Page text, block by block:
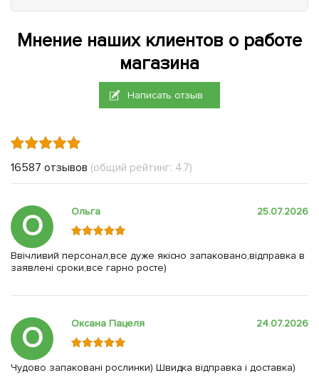
Мнение наших клиентов о работе
магазина
Написать отзыв
16587 отзывов (общий рейтинг: 4.7)
О Ольга 25.07.2026
Ввічливий персонал,все дуже якісно запаковано,відправка в
заявлені сроки,все гарно росте)
О Оксана Пацеля 24.07.2026
Чудово запаковані рослинки) Швидка відправка і доставка)